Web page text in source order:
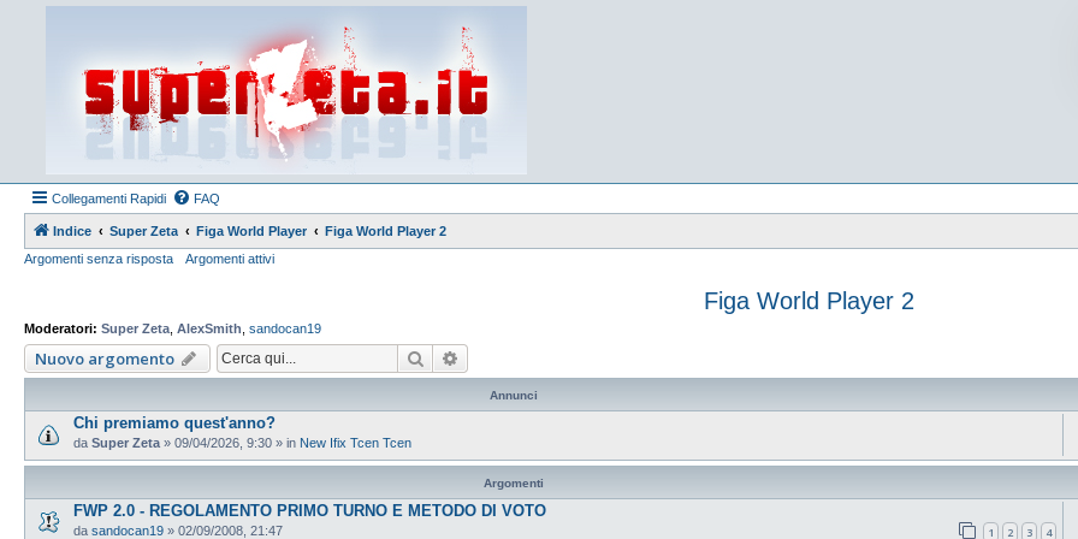
Collegamenti Rapidi FAQ
Indice Super Zeta Figa World Player
Figa World Player 2
Argomenti senza risposta
Argomenti attivi
Figa World Player 2
Moderatori: Super Zeta AlexSmith sandocan19
Nuovo argomento Cerca
Annunci
Chi premiamo quest'anno?
da Super Zeta » 09/04/2026, 9:30 » in New Ifix Tcen Tcen
Argomenti
FWP 2.0 - REGOLAMENTO PRIMO TURNO E METODO DI VOTO
da sandocan19 » 02/09/2008, 21:47 1 2 3 4